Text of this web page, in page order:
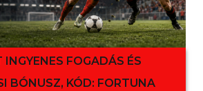
FOGADÁS ÉS
BÓNUSZ, KÓD: FORTUNA